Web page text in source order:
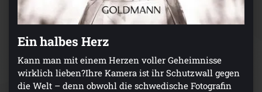
Ein halbes Herz
Kann man mit einem Herzen voller Geheimnisse
wirklich lieben?Ihre Kamera ist ihr Schutzwall gegen
die Welt – denn obwohl die schwedische Fotografin